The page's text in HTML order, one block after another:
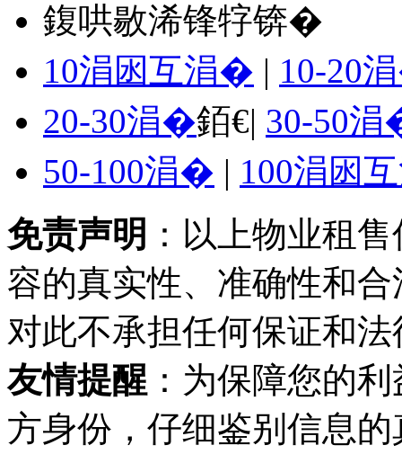
鍑哄敭浠锋牸锛�
10涓囦互涓� | 10-20
20-30涓�銆€| 30-50
50-100涓� | 100涓囦
免责声明 ：以上物业租
容的真实性、准确性和
对此不承担任何保证和
友情提醒 ：为保障您的
方身份，仔细鉴别信息